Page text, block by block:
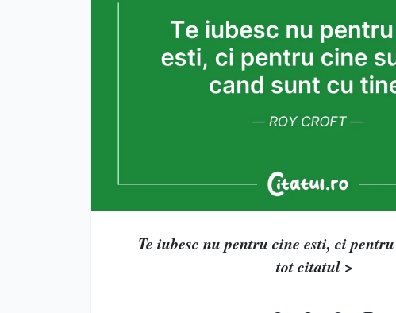
Te iubesc nu pentru cine esti, ci
tot citatul >